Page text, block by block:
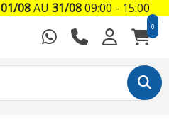
0
01/08AU 31/0809:00 - 15:00